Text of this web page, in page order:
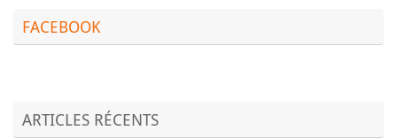
FACEBOOK
ARTICLES RÉCENTS